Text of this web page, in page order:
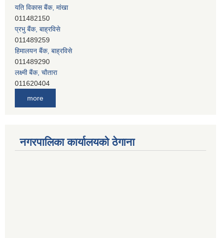
यति विकास बैंक, मांखा
011482150
प्रभु बैंक, बाह्रविसे
011489259
हिमालयन बैंक, बाह्रविसे
011489290
लक्ष्मी बैंक, चाैतारा
011620404
देव विकास बैंक, बाह्रविसे
011401005
more
नगरपालिका कार्यालयको ठेगाना